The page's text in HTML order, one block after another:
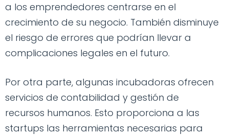
a los emprendedores centrarse en el
crecimiento de su negocio. También disminuye
el riesgo de errores que podrían llevar a
complicaciones legales en el futuro.
Por otra parte, algunas incubadoras ofrecen
servicios de contabilidad y gestión de
recursos humanos. Esto proporciona a las
startups las herramientas necesarias para